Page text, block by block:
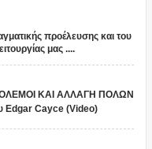
προέλευσης και του
μας ....
ΚΑΙ ΑΛΛΑΓΗ ΠΟΛΩΝ
Edgar Cayce (Video)